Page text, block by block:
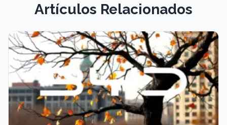
Artículos Relacionados